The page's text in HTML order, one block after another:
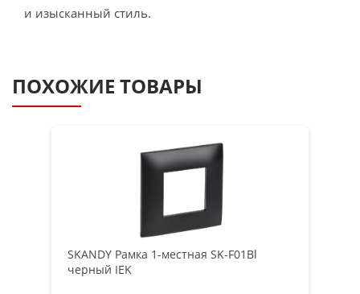
и изысканный стиль.
ПОХОЖИЕ ТОВАРЫ
SKANDY Рамка 1-местная SK-F01Bl
черный IEK